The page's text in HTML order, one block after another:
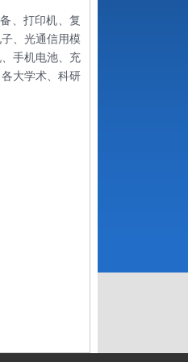
、打印机、复
、光通信用模
手机电池、充
大学术、科研